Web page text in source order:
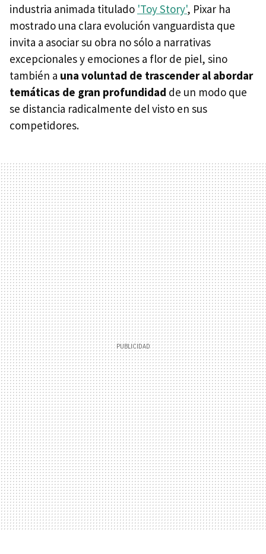
industria animada titulado 'Toy Story', Pixar ha
mostrado una clara evolución vanguardista que
invita a asociar su obra no sólo a narrativas
excepcionales y emociones a flor de piel, sino
también a una voluntad de trascender al abordar
temáticas de gran profundidad de un modo que
se distancia radicalmente del visto en sus
competidores.